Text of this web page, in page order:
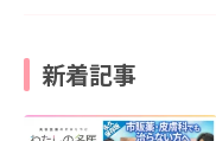
新着記事